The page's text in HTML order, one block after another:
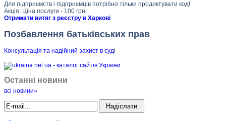
Для підприємств і підприємців потрібно тільки продиктувати код!
Акція: Ціна послуги - 100 грн.
Отримати витяг з реєстру в Харкові
Позбавлення батьківських прав
Консультація та надійний захист в суді
Останні новини
всі новини»